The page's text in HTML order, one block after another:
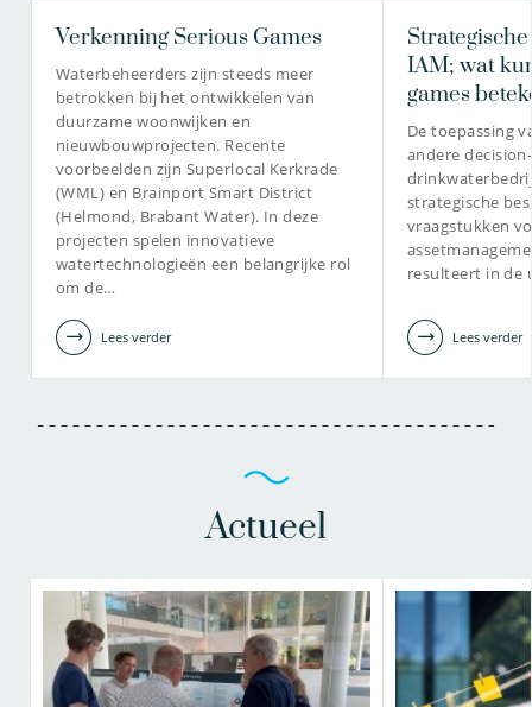
Verkenning Serious Games
Waterbeheerders zijn steeds meer
betrokken bij het ontwikkelen van
duurzame woonwijken en
nieuwbouwprojecten. Recente
voorbeelden zijn Superlocal Kerkrade
(WML) en Brainport Smart District
(Helmond, Brabant Water). In deze
projecten spelen innovatieve
watertechnologieën een belangrijke rol
om de…
Lees verder
IAM; wat
games
De toepassing
andere
strategische
vraagstukken
resulteert in de
Lees verder
Actueel